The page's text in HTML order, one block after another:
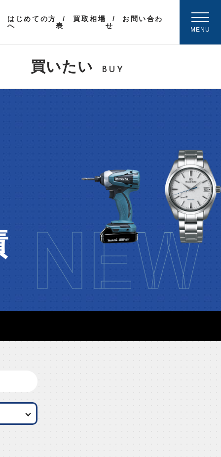
はじめての方
へ
買取相場
表
お問い合わ
せ
MENU
買いたい BUY